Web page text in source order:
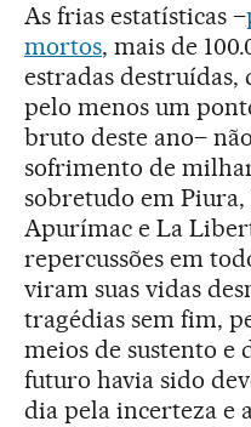
As frias estatísticas –
mortos, mais de
estradas destruídas,
pelo menos um
bruto deste ano–
sofrimento de
sobretudo em Piura,
Apurímac e La
repercussões em
viram suas vidas
tragédias sem fim,
meios de sustento e
futuro havia sido
dia pela incerteza e